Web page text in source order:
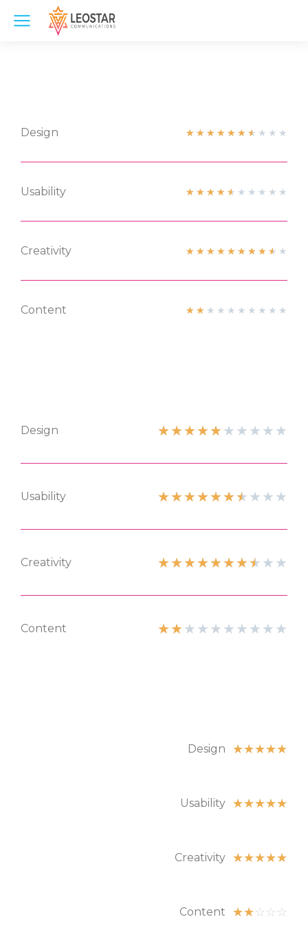
Design ★ ★ ★ ★ ★ ★ ★ ★ ★ ★
Usability ★ ★ ★ ★ ★ ★ ★ ★ ★ ★
Creativity ★ ★ ★ ★ ★ ★ ★ ★ ★ ★
Content ★ ★ ★ ★ ★ ★ ★ ★ ★ ★
Design ★★★★★★ ★ ★ ★ ★
Usability ★★★★★★★ ★ ★ ★
Creativity ★★★★★★★★ ★ ★
Content ★★★ ★ ★ ★ ★ ★ ★ ★
Design ☆☆☆☆☆
Usability ☆☆☆☆☆
Creativity ☆☆☆☆☆
Content ☆☆☆ ☆ ☆